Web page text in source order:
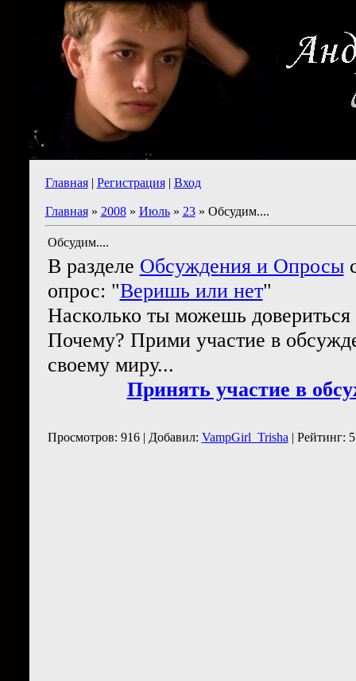
Главная| Регистрация| Вход
Главная» 2008 » Июль » 23» Обсудим....
Обсудим....
В разделе Обсуждения и Опросы
опрос: "Веришь или нет"
Насколько ты можешь
Почему? Прими участие в
своему миру...
Принять участие в
Просмотров: 916 | Добавил: VampGirl_Trisha | Рейтинг: